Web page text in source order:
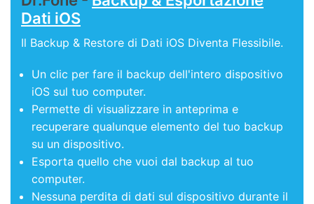
Dati iOS
Il Backup & Restore di Dati iOS Diventa Flessibile.
Un clic per fare il backup dell'intero dispositivo
iOS sul tuo computer.
Permette di visualizzare in anteprima e
recuperare qualunque elemento del tuo backup
su un dispositivo.
Esporta quello che vuoi dal backup al tuo
computer.
Nessuna perdita di dati sul dispositivo durante il